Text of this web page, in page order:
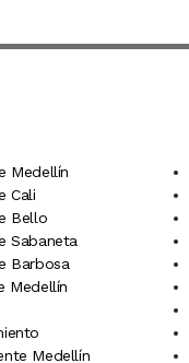
Medellín
Cali
Bello
Sabaneta
Barbosa
Medellín
Medellín